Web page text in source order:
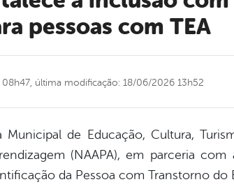
pessoas com TEA
última modificação: 18/06/2026 13h52
de Educação, Cultura,
(NAAPA), em parceria com
da Pessoa com Transtorno do